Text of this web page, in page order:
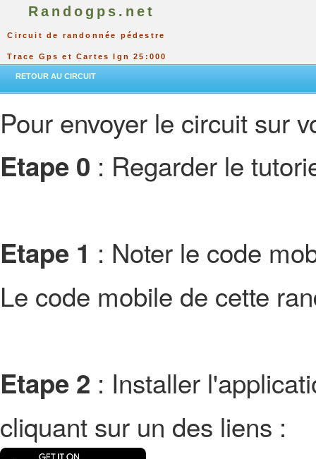
Randogps.net
Circuit de randonnée pédestre
Trace Gps et Cartes Ign 25:000
RETOUR AU CIRCUIT
Pour envoyer le circuit sur
Etape 0 : Regarder le
Etape 1 : Noter le code
Le code mobile de cette
Etape 2 : Installer
cliquant sur un des liens :